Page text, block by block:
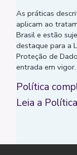
As práticas
aplicam ao
Brasil e estão
destaque para a
Proteção de
entrada em vigor.
Política
Leia a